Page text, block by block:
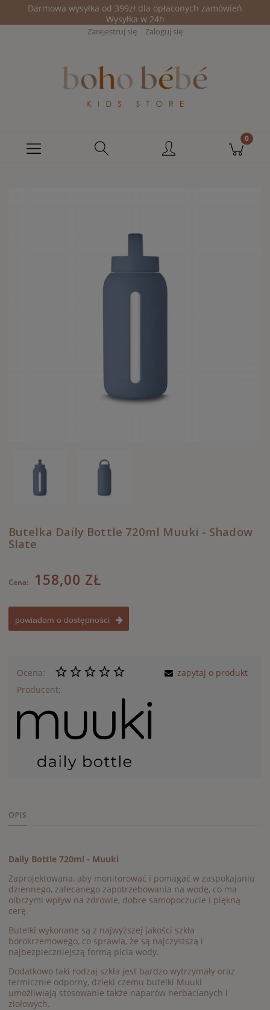
Darmowa wysyłka od 399zł dla opłaconych zamówień
Wysyłka w 24h
Zarejestruj się Zaloguj się
Butelka Daily Bottle 720ml Muuki - Shadow
Slate
Cena: 158,00 ZŁ
powiadom o dostępności
Ocena:
Producent:
zapytaj o produkt
OPIS
Daily Bottle 720ml - Muuki
Zaprojektowana, aby monitorować i pomagać w zaspokajaniu
dziennego, zalecanego zapotrzebowania na wodę, co ma
olbrzymi wpływ na zdrowie, dobre samopoczucie i piękną
cerę.
Butelki wykonane są z najwyższej jakości szkła
borokrzemowego, co sprawia, że są najczystszą i
najbezpieczniejszą formą picia wody.
Dodatkowo taki rodzaj szkła jest bardzo wytrzymały oraz
termicznie odporny, dzięki czemu butelki Muuki
umożliwiają stosowanie także naparów herbacianych i
ziołowych.